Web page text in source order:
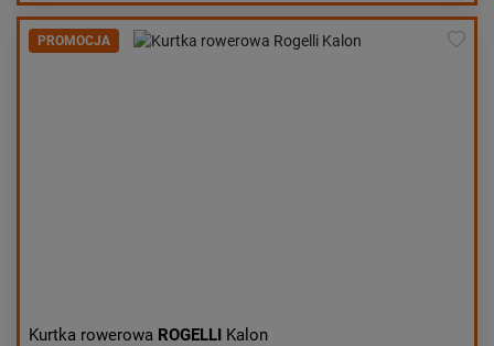
PROMOCJA
Kurtka rowerowa ROGELLI Kalon